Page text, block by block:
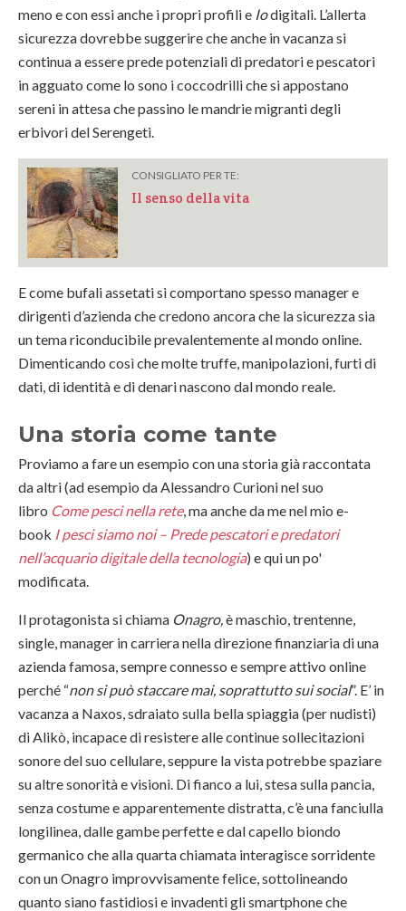
meno e con essi anche i propri profili e Iodigitali. L’allerta
sicurezza dovrebbe suggerire che anche in vacanza si
continua a essere prede potenziali di predatori e pescatori
in agguato come lo sono i coccodrilli che si appostano
sereni in attesa che passino le mandrie migranti degli
erbivori del Serengeti.
CONSIGLIATO PER TE:
Il senso della vita
E come bufali assetati si comportano spesso manager e
dirigenti d’azienda che credono ancora che la sicurezza sia
un tema riconducibile prevalentemente al mondo online.
Dimenticando così che molte truffe, manipolazioni, furti di
dati, di identità e di denari nascono dal mondo reale.
Una storia come tante
Proviamo a fare un esempio con una storia già raccontata
da altri (ad esempio da Alessandro Curioni nel suo
libro Come pesci nella rete, ma anche da me nel mio e-
book I pesci siamo noi – Prede pescatori e predatori
nell’acquario digitale della tecnologia) e qui un po'
modificata.
Il protagonista si chiama Onagro, è maschio, trentenne,
single, manager in carriera nella direzione finanziaria di una
azienda famosa, sempre connesso e sempre attivo online
perché “non si può staccare mai, soprattutto sui social”. E’ in
vacanza a Naxos, sdraiato sulla bella spiaggia (per nudisti)
di Alikò, incapace di resistere alle continue sollecitazioni
sonore del suo cellulare, seppure la vista potrebbe spaziare
su altre sonorità e visioni. Di fianco a lui, stesa sulla pancia,
senza costume e apparentemente distratta, c’è una fanciulla
longilinea, dalle gambe perfette e dal capello biondo
germanico che alla quarta chiamata interagisce sorridente
con un Onagro improvvisamente felice, sottolineando
quanto siano fastidiosi e invadenti gli smartphone che